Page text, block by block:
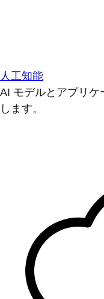
人工知能
AI モデルとアプリ
します。